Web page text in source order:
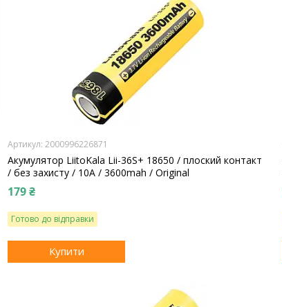
2000996226871
Акумулятор LiitoKala Lii-36S+ 18650 / плоский контакт
/ без захисту / 10A / 3600mah / Original
179 ₴
Готово до відправки
Купити